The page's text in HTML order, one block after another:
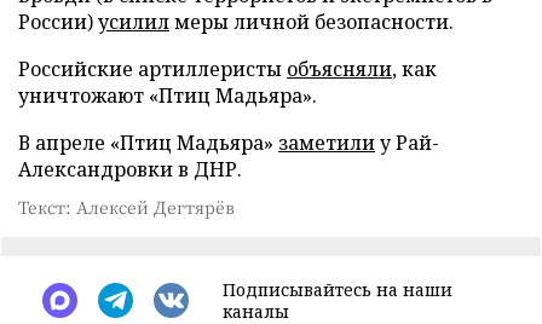
России)усилилмеры личной безопасности.
Российские артиллеристы объясняли, как
уничтожают «Птиц Мадьяра».
В апреле «Птиц Мадьяра» заметилиу Рай-
Александровки в ДНР.
Текст: Алексей Дегтярёв
Подписывайтесь на наши
каналы